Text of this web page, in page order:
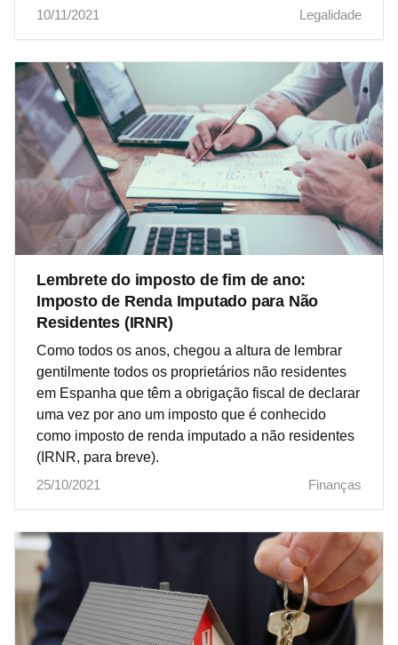
10/11/2021
Legalidade
Lembrete do imposto de fim de ano:
Imposto de Renda Imputado para Não
Residentes (IRNR)
Como todos os anos, chegou a altura de lembrar
gentilmente todos os proprietários não residentes
em Espanha que têm a obrigação fiscal de declarar
uma vez por ano um imposto que é conhecido
como imposto de renda imputado a não residentes
(IRNR, para breve).
25/10/2021
Finanças